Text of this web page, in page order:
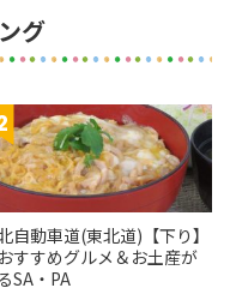
グ
自動車道(東北道)【下り】
すすめグルメ＆お土産が
SA・PA